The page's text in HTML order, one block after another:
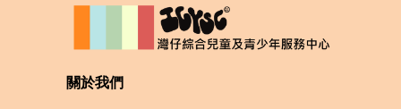
關於我們